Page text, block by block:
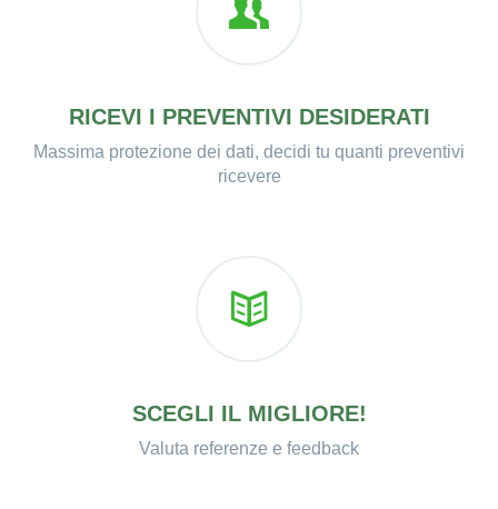
RICEVI I PREVENTIVI DESIDERATI
Massima protezione dei dati, decidi tu quanti preventivi
ricevere
SCEGLI IL MIGLIORE!
Valuta referenze e feedback